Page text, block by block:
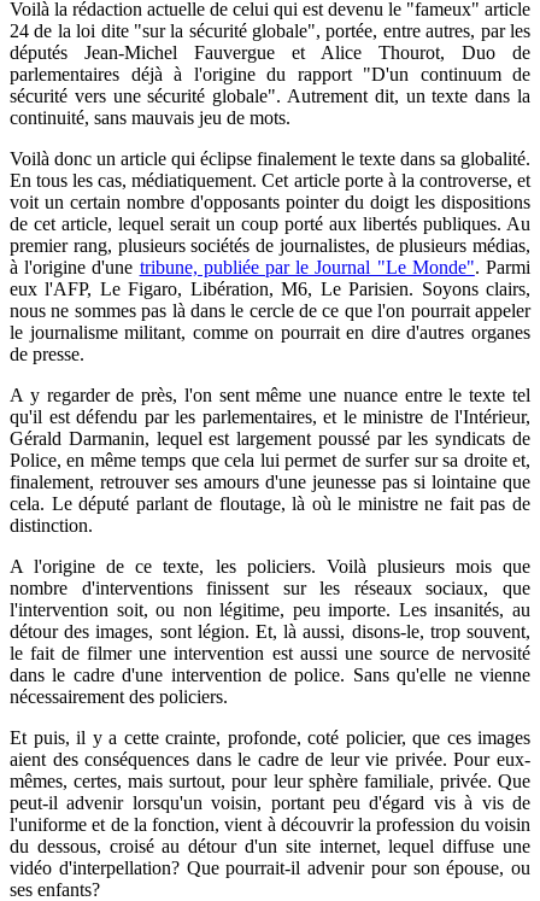
Voilà la rédaction actuelle de celui qui est devenu le "fameux" article
24 de la loi dite "sur la sécurité globale", portée, entre autres, par les
députés Jean-Michel Fauvergue et Alice Thourot, Duo de
parlementaires déjà à l'origine du rapport "D'un continuum de
sécurité vers une sécurité globale". Autrement dit, un texte dans la
continuité, sans mauvais jeu de mots.
Voilà donc un article qui éclipse finalement le texte dans sa globalité.
En tous les cas, médiatiquement. Cet article porte à la controverse, et
voit un certain nombre d'opposants pointer du doigt les dispositions
de cet article, lequel serait un coup porté aux libertés publiques. Au
premier rang, plusieurs sociétés de journalistes, de plusieurs médias,
à l'origine d'une tribune, publiée par le Journal "Le Monde". Parmi
eux l'AFP, Le Figaro, Libération, M6, Le Parisien. Soyons clairs,
nous ne sommes pas là dans le cercle de ce que l'on pourrait appeler
le journalisme militant, comme on pourrait en dire d'autres organes
de presse.
A y regarder de près, l'on sent même une nuance entre le texte tel
qu'il est défendu par les parlementaires, et le ministre de l'Intérieur,
Gérald Darmanin, lequel est largement poussé par les syndicats de
Police, en même temps que cela lui permet de surfer sur sa droite et,
finalement, retrouver ses amours d'une jeunesse pas si lointaine que
cela. Le député parlant de floutage, là où le ministre ne fait pas de
distinction.
A l'origine de ce texte, les policiers. Voilà plusieurs mois que
nombre d'interventions finissent sur les réseaux sociaux, que
l'intervention soit, ou non légitime, peu importe. Les insanités, au
détour des images, sont légion. Et, là aussi, disons-le, trop souvent,
le fait de filmer une intervention est aussi une source de nervosité
dans le cadre d'une intervention de police. Sans qu'elle ne vienne
nécessairement des policiers.
Et puis, il y a cette crainte, profonde, coté policier, que ces images
aient des conséquences dans le cadre de leur vie privée. Pour eux-
mêmes, certes, mais surtout, pour leur sphère familiale, privée. Que
peut-il advenir lorsqu'un voisin, portant peu d'égard vis à vis de
l'uniforme et de la fonction, vient à découvrir la profession du voisin
du dessous, croisé au détour d'un site internet, lequel diffuse une
vidéo d'interpellation? Que pourrait-il advenir pour son épouse, ou
ses enfants?